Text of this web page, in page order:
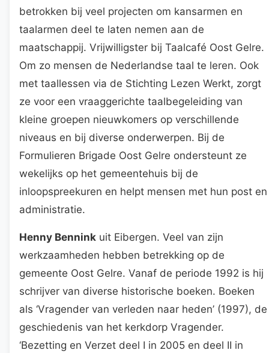
betrokken bij veel projecten om kansarmen en
taalarmen deel te laten nemen aan de
maatschappij. Vrijwilligster bij Taalcafé Oost Gelre.
Om zo mensen de Nederlandse taal te leren. Ook
met taallessen via de Stichting Lezen Werkt, zorgt
ze voor een vraaggerichte taalbegeleiding van
kleine groepen nieuwkomers op verschillende
niveaus en bij diverse onderwerpen. Bij de
Formulieren Brigade Oost Gelre ondersteunt ze
wekelijks op het gemeentehuis bij de
inloopspreekuren en helpt mensen met hun post en
administratie.
Henny Bennink uit Eibergen. Veel van zijn
werkzaamheden hebben betrekking op de
gemeente Oost Gelre. Vanaf de periode 1992 is hij
schrijver van diverse historische boeken. Boeken
als ‘Vragender van verleden naar heden’ (1997), de
geschiedenis van het kerkdorp Vragender.
‘Bezetting en Verzet deel I in 2005 en deel II in